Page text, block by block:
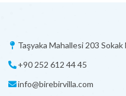
Taşyaka Mahallesi 203
+90 252 612 44 45
info@birebirvilla.com